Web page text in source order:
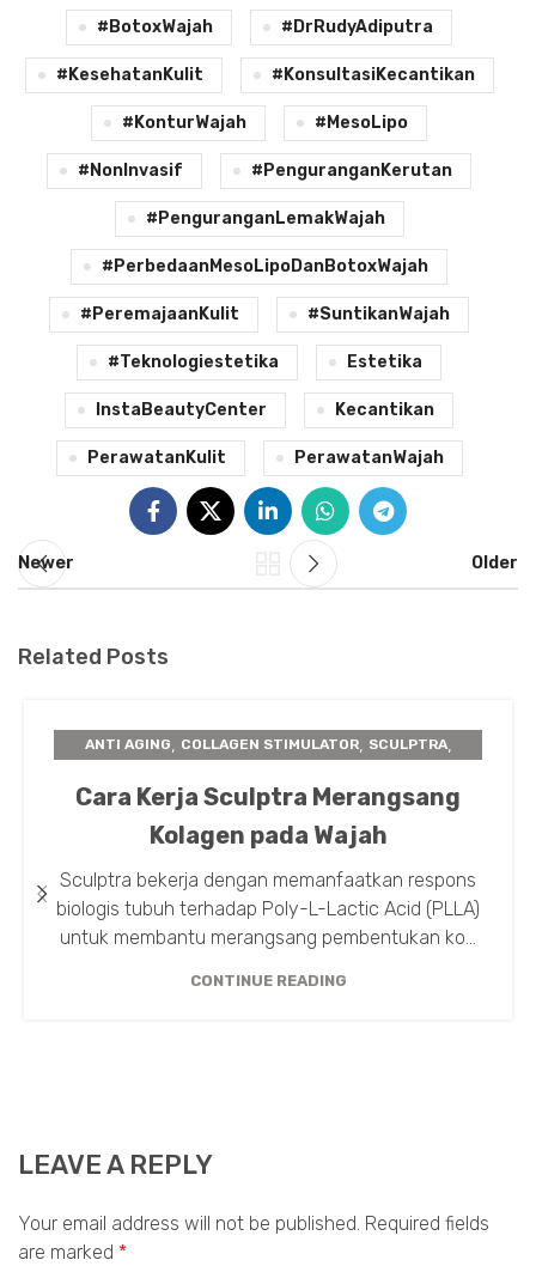
#BotoxWajah #DrRudyAdiputra
#KesehatanKulit #KonsultasiKecantikan
#KonturWajah #MesoLipo
#NonInvasif #PenguranganKerutan
#PenguranganLemakWajah
#PerbedaanMesoLipoDanBotoxWajah
#PeremajaanKulit #SuntikanWajah
#teknologiestetika Estetika
InstaBeautyCenter Kecantikan
PerawatanKulit PerawatanWajah
Newer Older
Related Posts
ANTI AGING, COLLAGEN STIMULATOR, SCULPTRA,
Cara Kerja Sculptra Merangsang
Kolagen pada Wajah
Sculptra bekerja dengan memanfaatkan respons
biologis tubuh terhadap Poly-L-Lactic Acid (PLLA)
untuk membantu merangsang pembentukan ko...
CONTINUE READING
LEAVE A REPLY
Your email address will not be published. Required fields
are marked *